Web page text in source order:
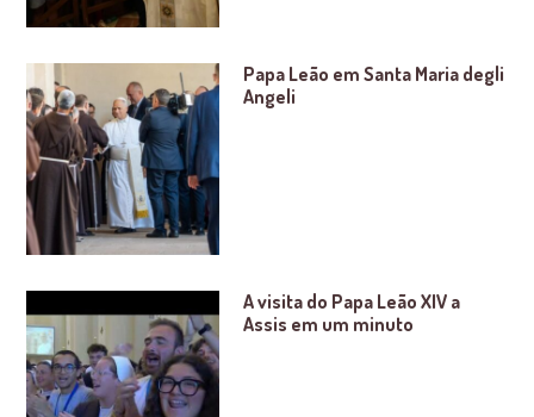
Papa Leão em Santa Maria degli
Angeli
A visita do Papa Leão XIV a
Assis em um minuto